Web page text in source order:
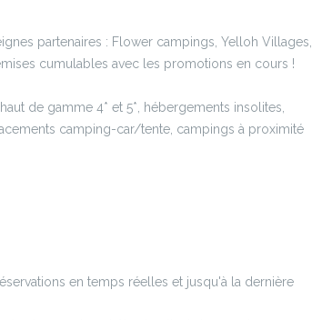
partenaires : Flower campings, Yelloh Villages,
cumulables avec les promotions en cours !
de gamme 4* et 5*, hébergements insolites,
camping-car/tente, campings à proximité
en temps réelles et jusqu'à la dernière